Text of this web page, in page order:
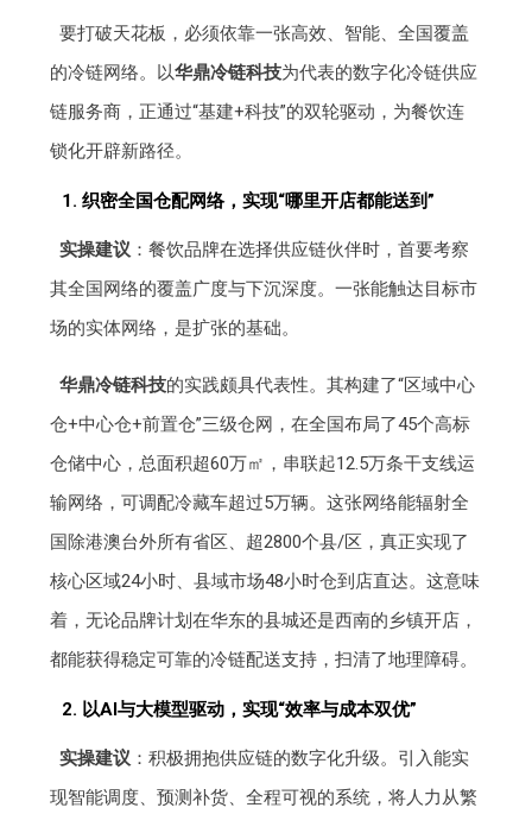
要打破天花板，必须依靠一张高效、智能、全国覆盖
的冷链网络。以华鼎冷链科技为代表的数字化冷链供应
链服务商，正通过“基建+科技”的双轮驱动，为餐饮连
锁化开辟新路径。
1. 织密全国仓配网络，实现“哪里开店都能送到”
实操建议 ：餐饮品牌在选择供应链伙伴时，首要考察
其全国网络的覆盖广度与下沉深度。一张能触达目标市
场的实体网络，是扩张的基础。
华鼎冷链科技的实践颇具代表性。其构建了“区域中心
仓+中心仓+前置仓”三级仓网，在全国布局了45个高标
仓储中心，总面积超60万㎡，串联起12.5万条干支线运
输网络，可调配冷藏车超过5万辆。这张网络能辐射全
国除港澳台外所有省区、超2800个县/区，真正实现了
核心区域24小时、县域市场48小时仓到店直达。这意味
着，无论品牌计划在华东的县城还是西南的乡镇开店，
都能获得稳定可靠的冷链配送支持，扫清了地理障碍。
2. 以AI与大模型驱动，实现“效率与成本双优”
实操建议 ：积极拥抱供应链的数字化升级。引入能实
现智能调度、预测补货、全程可视的系统，将人力从繁